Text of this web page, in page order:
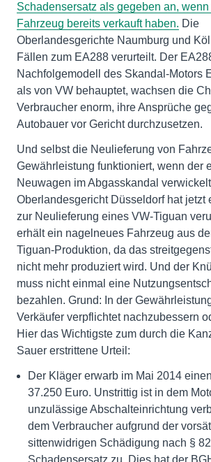
Schadensersatz als gegeben an,
Fahrzeug bereits verkauft haben. Die
Oberlandesgerichte Naumburg und
Fällen zum EA288 verurteilt. Der
Nachfolgemodell des Skandal-Motors
als von VW behauptet, wachsen die
Verbraucher enorm, ihre Ansprüche
Autobauer vor Gericht durchzusetzen.
Und selbst die Neulieferung von
Gewährleistung funktioniert, wenn der
Neuwagen im Abgasskandal
Oberlandesgericht Düsseldorf hat jetzt
zur Neulieferung eines VW-Tiguan
erhält ein nagelneues Fahrzeug aus
Tiguan-Produktion, da das
nicht mehr produziert wird. Und der
muss nicht einmal eine
bezahlen. Grund: In der
Verkäufer verpflichtet nachzubessern
Hier das Wichtigste zum durch die
Sauer erstrittene Urteil:
Der Kläger erwarb im Mai 2014
37.250 Euro. Unstrittig ist in dem
unzulässige Abschalteinrichtung
dem Verbraucher aufgrund der
sittenwidrigen Schädigung nach §